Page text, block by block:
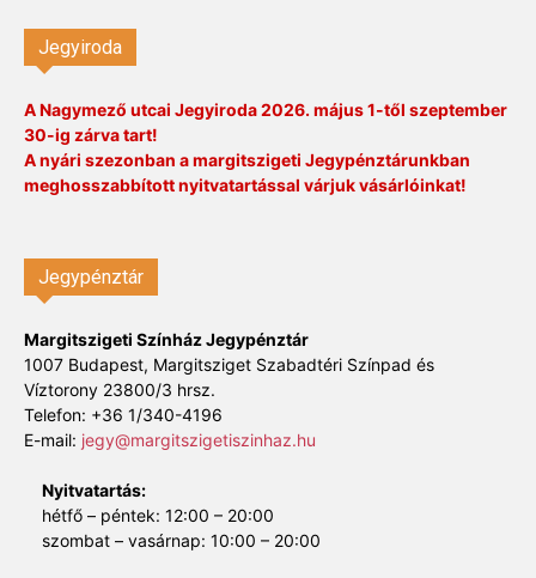
Jegyiroda
A Nagymező utcai Jegyiroda 2026. május 1-től szeptember
30-ig zárva tart!
A nyári szezonban a margitszigeti Jegypénztárunkban
meghosszabbított nyitvatartással várjuk vásárlóinkat!
Jegypénztár
Margitszigeti Színház Jegypénztár
1007 Budapest, Margitsziget Szabadtéri Színpad és
Víztorony 23800/3 hrsz.
Telefon: +36 1/340-4196
E-mail: jegy@margitszigetiszinhaz.hu
Nyitvatartás:
hétfő – péntek: 12:00 – 20:00
szombat – vasárnap: 10:00 – 20:00